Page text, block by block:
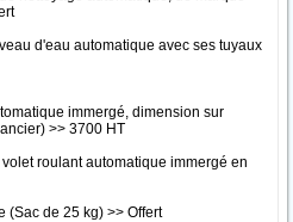
d'eau automatique avec ses tuyaux
immergé, dimension sur
>> 3700 HT
roulant automatique immergé en
(Sac de 25 kg) >> Offert